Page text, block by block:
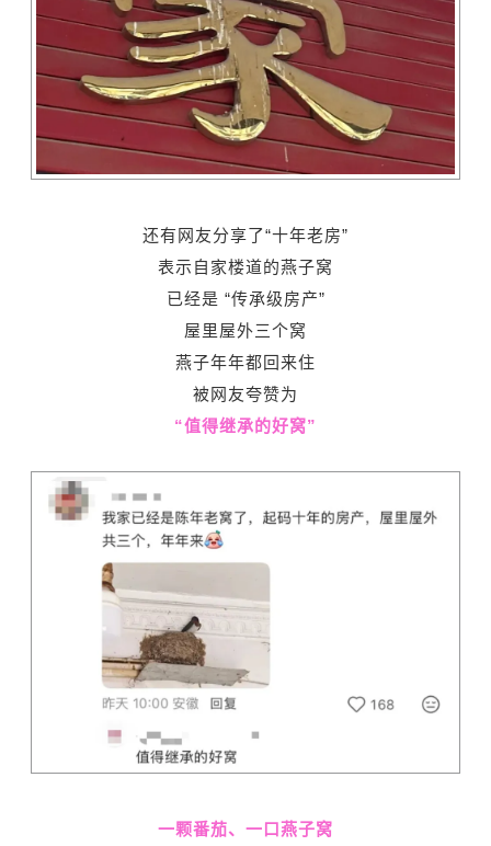
还有网友分享了“十年老房”
表示自家楼道的燕子窝
已经是 “传承级房产”
屋里屋外三个窝
燕子年年都回来住
被网友夸赞为
“值得继承的好窝”
一颗番茄、一口燕子窝